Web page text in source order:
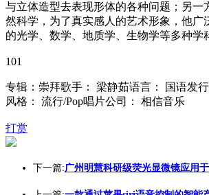
与立体造型去表现形体的各种问题；另一
然科学，为了真实感人的艺术形象，他广
的光学、数学、地质学、生物学等多种学
101
专辑：崇拜歌手： 梁静茹语言： 国语发
风格： 流行/Pop唱片公司： 相信音乐
打赏
下一篇:广州明慧科研级荧光显微镜应用